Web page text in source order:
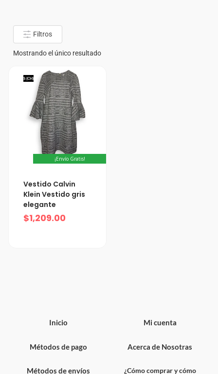
Filtros
Mostrando el único resultado
S (CH)
¡Envío Gratis!
Vestido Calvin
Klein Vestido gris
elegante
$1,209.00
Inicio
Métodos de pago
Métodos de envíos
Mi cuenta
Acerca de Nosotras
¿Cómo comprar y cómo